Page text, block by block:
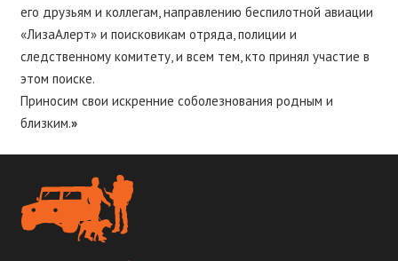
его друзьям и коллегам, направлению беспилотной авиации
«ЛизаАлерт» и поисковикам отряда, полиции и
следственному комитету, и всем тем, кто принял участие в
этом поиске.
Приносим свои искренние соболезнования родным и
близким.»